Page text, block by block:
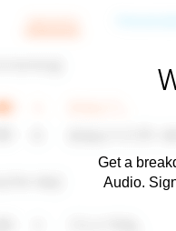
Get a
Audio.